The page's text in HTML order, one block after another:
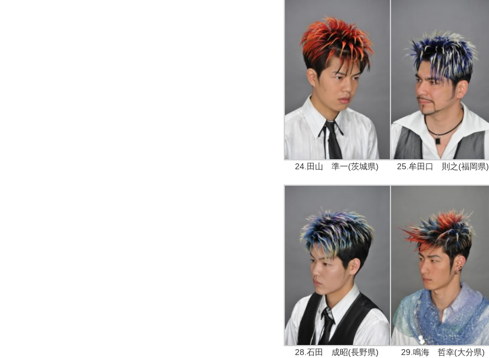
24.田山 準一(茨城県) 25.牟田口 則之(福岡県)
28.石田 成昭(長野県) 29.鳴海 哲幸(大分県)